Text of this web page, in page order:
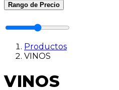
Rango de Precio
Productos
VINOS
VINOS